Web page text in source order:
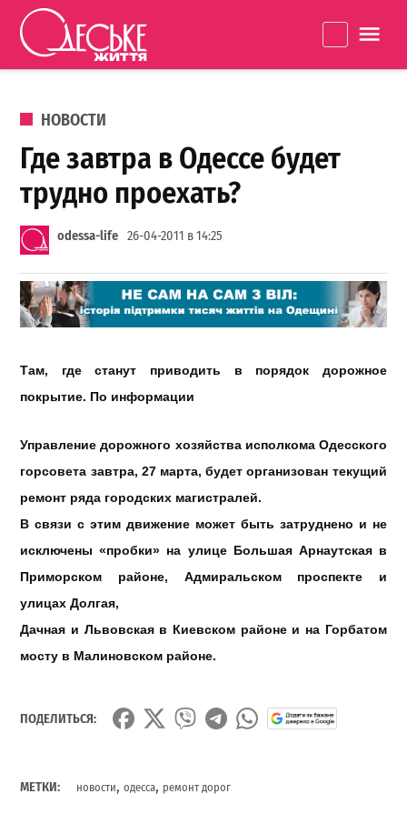
Перейти к содержанию
життя
ОПУБЛИКОВАНО В
НОВОСТИ
Где завтра в Одессе будет
трудно проехать?
odessa-life 26-04-2011 в 14:25
Там, где станут приводить в порядок дорожное
покрытие. По информации
Управление дорожного хозяйства исполкома Одесского
горсовета завтра, 27 марта, будет организован текущий
ремонт ряда городских магистралей.
В связи с этим движение может быть затруднено и не
исключены «пробки» на улице Большая Арнаутская в
Приморском районе, Адмиральском проспекте и
улицах Долгая,
Дачная и Львовская в Киевском районе и на Горбатом
мосту в Малиновском районе.
ПОДЕЛИТЬСЯ:
МЕТКИ: новости,одесса, ремонт дорог